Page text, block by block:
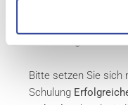
Bitte setzen Sie sich
Schulung